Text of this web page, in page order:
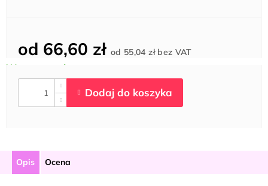
od 66,60 zł od 55,04 złbez VAT
Opis Ocena